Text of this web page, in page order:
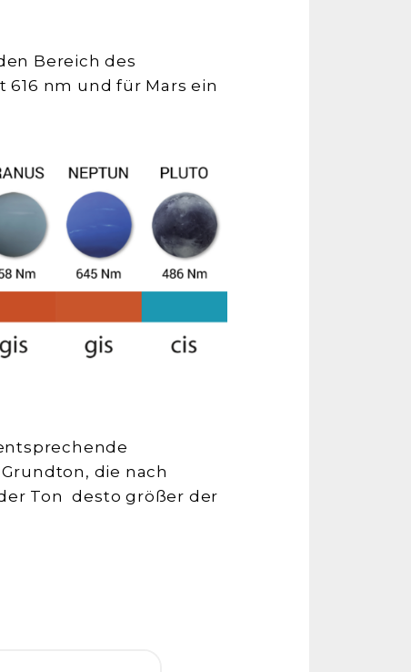
Bereich des
nm und für Mars ein
die nach
Ton desto größer der